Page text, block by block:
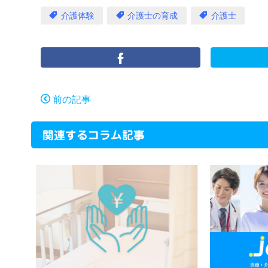
介護体験 介護士の育成 介護士
前の記事
関連するコラム記事